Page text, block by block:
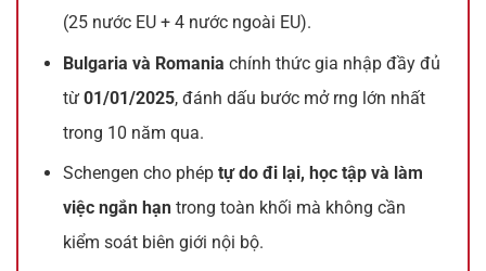
(25 nước EU + 4 nước ngoài EU).
Bulgaria và Romania chính thức gia nhập đầy đủ
từ01/01/2025, đánh dấu bước mở rng lớn nhất
trong 10 năm qua.
Schengen cho phéptự do đi lại, học tập và làm
việc ngắn hạn trong toàn khối mà không cần
kiểm soát biên giới nội bộ.